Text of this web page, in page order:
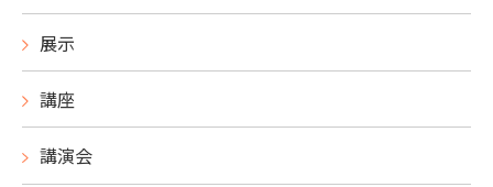
展示
講座
講演会